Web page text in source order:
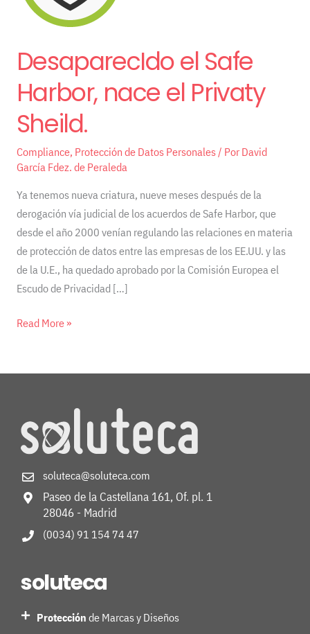
DesaparecIdo el Safe
Harbor, nace el Privaty
Sheild.
Compliance, Protección de Datos Personales/ Por David
García Fdez. de Peraleda
Ya tenemos nueva criatura, nueve meses después de la
derogación vía judicial de los acuerdos de Safe Harbor, que
desde el año 2000 venían regulando las relaciones en materia
de protección de datos entre las empresas de los EE.UU. y las
de la U.E., ha quedado aprobado por la Comisión Europea el
Escudo de Privacidad […]
nace
Sheild.
Read More »
soluteca@soluteca.com
Paseo de la Castellana 161, Of. pl. 1
28046 - Madrid
(0034) 91 154 74 47
soluteca
Protección de Marcas y Diseños